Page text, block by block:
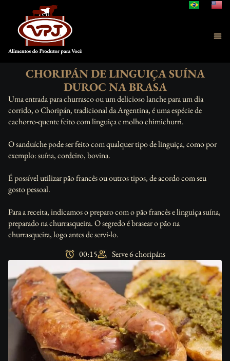
CHORIPÁN DE LINGUIÇA SUÍNA
DUROC NA BRASA
Uma entrada para churrasco ou um delicioso lanche para um dia
corrido, o Choripán, tradicional da Argentina, é uma espécie de
cachorro-quente feito com linguiça e molho chimichurri.
O sanduíche pode ser feito com qualquer tipo de linguiça, como por
exemplo: suína, cordeiro, bovina.
É possível utilizar pão francês ou outros tipos, de acordo com seu
gosto pessoal.
Para a receita, indicamos o preparo com o pão francês e linguiça suína,
preparado na churrasqueira. O segredo é brasear o pão na
churrasqueira, logo antes de servi-lo.
00:15
Serve 6 choripáns